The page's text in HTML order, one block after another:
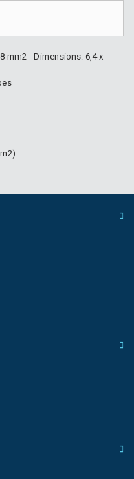
mm2 - Dimensions: 6,4 x